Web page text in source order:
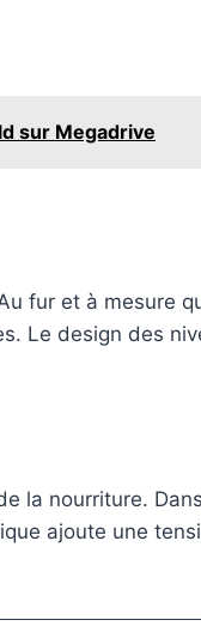
sur Megadrive
fur et à mesure
Le design des
la nourriture.
ajoute une